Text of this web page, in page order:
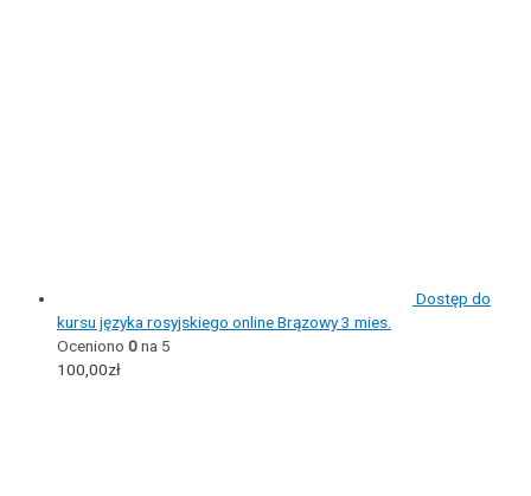
Dostęp do
kursu języka rosyjskiego online Brązowy 3 mies.
Oceniono 0na 5
100,00zł